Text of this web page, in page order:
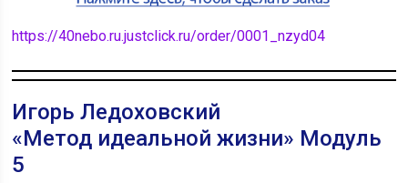
https://40nebo.ru.justclick.ru/order/0001_nzyd04
Игорь Ледоховский
«Метод идеальной жизни» Модуль
5